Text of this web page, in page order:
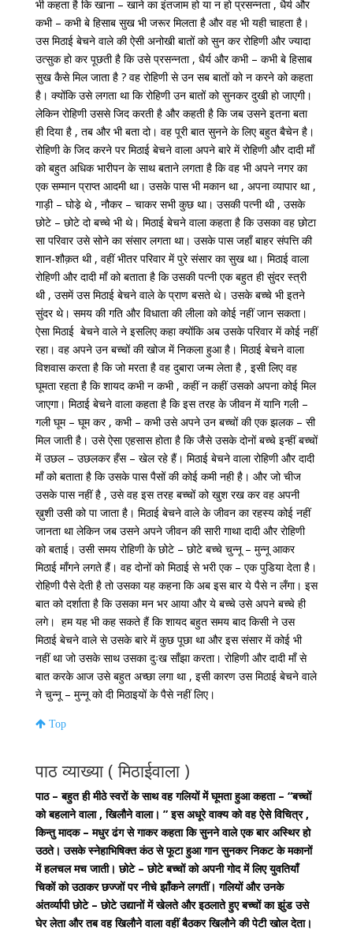
Top
पाठ व्याख्या ( मिठाईवाला )
पाठ –बहुत ही मीठे स्वरों के साथ वह गलियों में घूमता हुआ कहता – “बच्चों
को बहलाने वाला , खिलौने वाला। ” इस अधूरे वाक्य को वह ऐसे विचित्र ,
किन्तु मादक – मधुर ढंग से गाकर कहता कि सुनने वाले एक बार अस्थिर हो
उठते। उसके स्नेहाभिषिक्त कंठ से फूटा हुआ गान सुनकर निकट के मकानों
में हलचल मच जाती। छोटे – छोटे बच्चों को अपनी गोद में लिए युवतियाँ
चिकों को उठाकर छज्जों पर नीचे झाँकने लगतीं। गलियों और उनके
अंतर्व्यापी छोटे – छोटे उद्यानों में खेलते और इठलाते हुए बच्चों का झुंड उसे
घेर लेता और तब वह खिलौने वाला वहीं बैठकर खिलौने की पेटी खोल देता।